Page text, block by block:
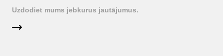
Uzdodiet mums jebkurus jautājumus.